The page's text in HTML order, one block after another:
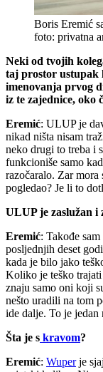
Boris Eremić
foto: privatna
Neki od tvojih
taj prostor ustupak
imenovanja prvog
iz te zajednice, oko
Eremić: ULUP je
nikad ništa nisam
neko drugi to treba i
funkcioniše samo
razočaralo. Zar mora
pogledao? Je li to
ULUP je zaslužan
Eremić: Takođe
posljednjih deset
kada je bilo jako
Koliko je teško
znaju samo oni koji
nešto uradili na tom
ide dalje. To je jedan
Šta je s kravom?
Eremić: Wuperje